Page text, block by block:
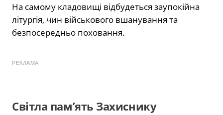
На самому кладовищі відбудеться заупокійна
літургія, чин військового вшанування та
безпосередньо поховання.
РЕКЛАМА
Світла пам’ять Захиснику